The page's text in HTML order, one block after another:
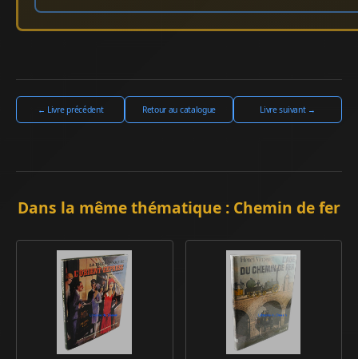
← Livre précédent Retour au catalogue Livre suivant →
Dans la même thématique : Chemin de fer